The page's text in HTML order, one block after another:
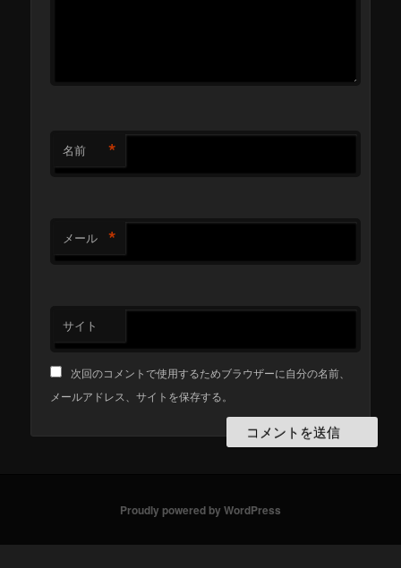
名前 *
メール *
サイト
次回のコメントで使用するためブラウザーに自分の名前、
メールアドレス、サイトを保存する。
Proudly powered by WordPress